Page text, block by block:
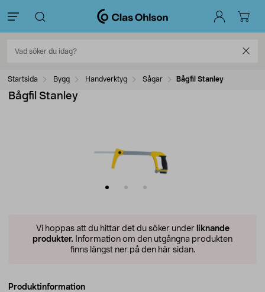
Startsida Bygg Handverktyg Sågar Bågfil Stanley
Bågfil Stanley
Vi hoppas att du hittar det du söker under liknande
produkter. Information om den utgångna produkten
finns längst ner på den här sidan.
Produktinformation